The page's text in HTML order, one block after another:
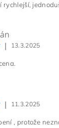
rychlejší,
| 13.3.2025
| 11.3.2025
, protože